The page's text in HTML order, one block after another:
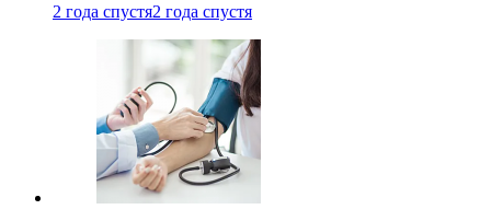
2 года спустя2 года спустя